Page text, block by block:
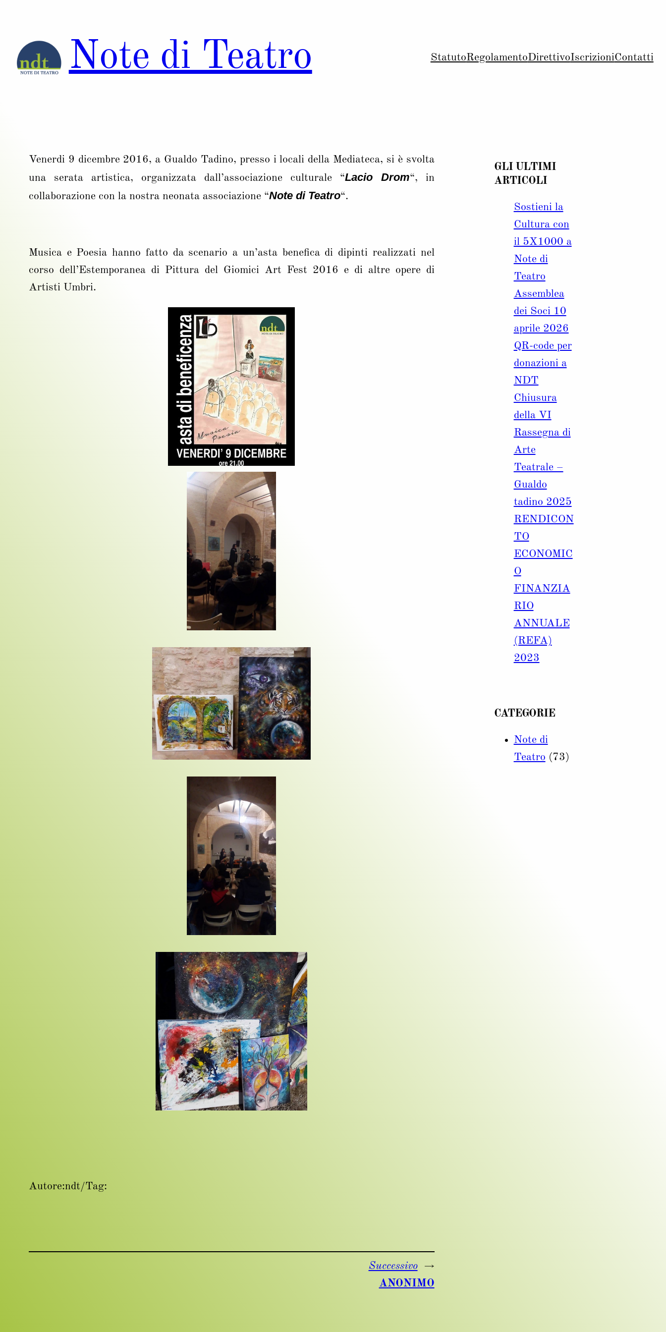
contenuto
Note di Teatro StatutoRegolamentoDirettivoIscrizioniContatti
Venerdi 9 dicembre 2016, a Gualdo Tadino, presso i locali della Mediateca, si è svolta
una serata artistica, organizzata dall’associazione culturale “Lacio Drom“, in
collaborazione con la nostra neonata associazione “Note di Teatro“.
Musica e Poesia hanno fatto da scenario a un’asta benefica di dipinti realizzati nel
corso dell’Estemporanea di Pittura del Giomici Art Fest 2016 e di altre opere di
Artisti Umbri.
Autore:ndt/Tag:
Successivo
→
ANONIMO
GLI ULTIMI
ARTICOLI
Sostieni la
Cultura con
il 5X1000 a
Note di
Teatro
Assemblea
dei Soci 10
aprile 2026
QR-code per
donazioni a
NDT
Chiusura
della VI
Rassegna di
Arte
Teatrale –
Gualdo
tadino 2025
RENDICON
TO
ECONOMIC
O
FINANZIA
RIO
ANNUALE
(REFA)
2023
CATEGORIE
Note di
Teatro (73)